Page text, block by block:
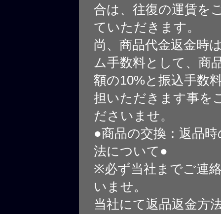
合は、往復の運賃を
ていただきます。
尚、商品代金返金時
ム手数料として、商
額の10%と振込手数
担いただきます事を
ださいませ。
●商品の交換：返品
法について●
※必ず当社までご連
いませ。
当社にて返品返金方